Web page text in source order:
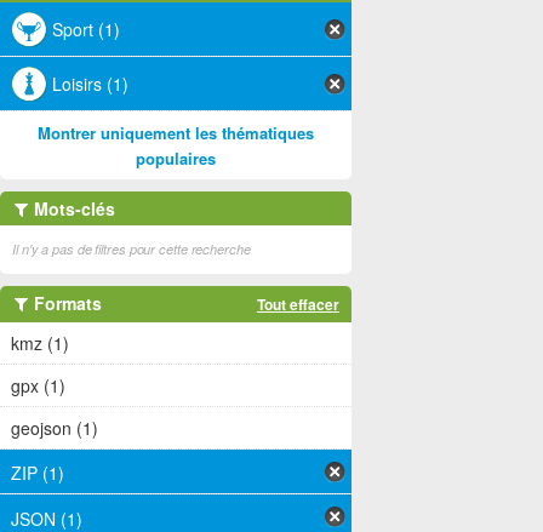
Sport (1)
Loisirs (1)
Montrer uniquement les thématiques
populaires
Mots-clés
Il n'y a pas de filtres pour cette recherche
Formats Tout effacer
kmz (1)
gpx (1)
geojson (1)
ZIP (1)
JSON (1)